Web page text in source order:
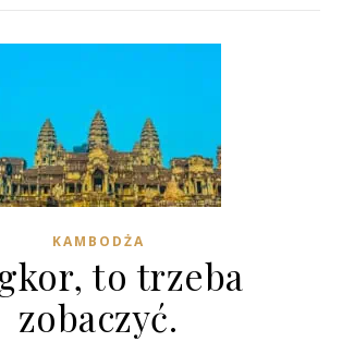
KAMBODŻA
to trzeba
zobaczyć.